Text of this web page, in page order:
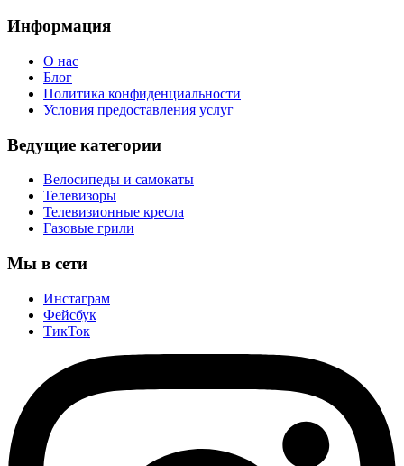
Информация
О нас
Блог
Политика конфиденциальности
Условия предоставления услуг
Ведущие категории
Велосипеды и самокаты
Телевизоры
Телевизионные кресла
Газовые грили
Мы в сети
Инстаграм
Фейсбук
ТикТок